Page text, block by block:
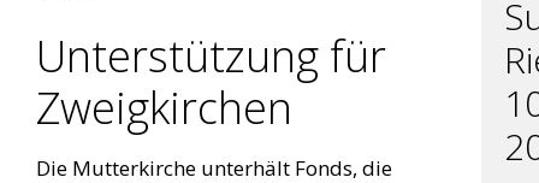
Unterstützung für
Zweigkirchen
Die Mutterkirche unterhält Fonds, die